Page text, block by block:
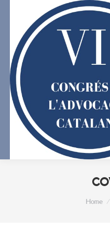
Home